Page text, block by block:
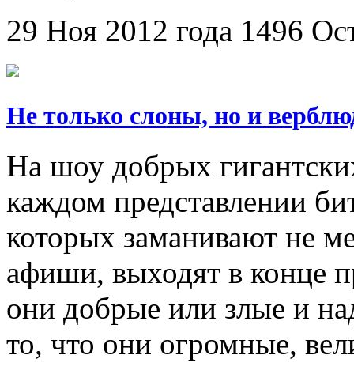
29 Ноя 2012 года 1496
Не только слоны, но и
На шоу добрых
каждом представлении
которых заманивают не
афиши, выходят в конце
они добрые или злые и
то, что они огромные,